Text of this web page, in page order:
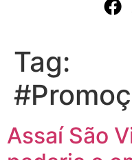
Tag:
Assaí São